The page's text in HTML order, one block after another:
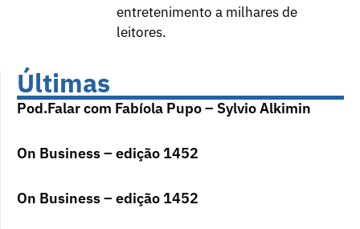
entretenimento a milhares de
leitores.
Últimas
Pod.Falar com Fabíola Pupo – Sylvio Alkimin
On Business – edição 1452
On Business – edição 1452